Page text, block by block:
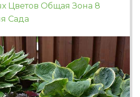
Цветов Общая Зона 8
Сада